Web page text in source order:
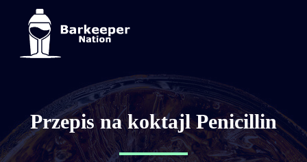
Przepis na koktajl Penicillin